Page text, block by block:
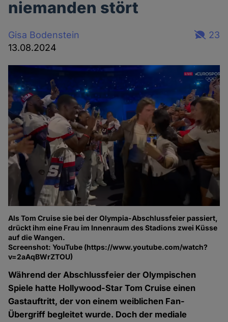
niemanden stört
Gisa Bodenstein
13.08.2024
23
Als Tom Cruise sie bei der Olympia-Abschlussfeier passiert,
drückt ihm eine Frau im Innenraum des Stadions zwei Küsse
auf die Wangen.
Screenshot: YouTube (https://www.youtube.com/watch?
v=2aAqBWrZTOU)
Während der Abschlussfeier der Olympischen
Spiele hatte Hollywood-Star Tom Cruise einen
Gastauftritt, der von einem weiblichen Fan-
Übergriff begleitet wurde. Doch der mediale